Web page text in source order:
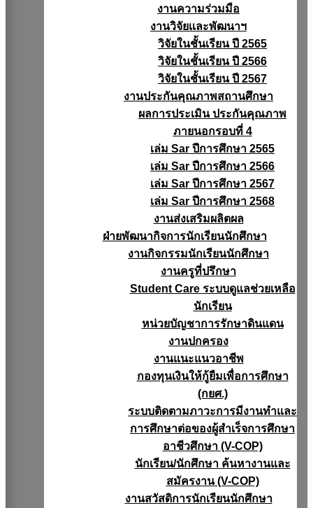
งานความร่วมมือ
งานวิจัยเเละพัฒนาฯ
วิจัยในชั้นเรียน ปี 2565
วิจัยในชั้นเรียน ปี 2566
วิจัยในชั้นเรียน ปี 2567
งานประกันคุณภาพสถานศึกษา
ผลการประเมิน ประกันคุณภาพ
ภายนอกรอบที่ 4
เล่ม Sar ปีการศึกษา 2565
เล่ม Sar ปีการศึกษา 2566
เล่ม Sar ปีการศึกษา 2567
เล่ม Sar ปีการศึกษา 2568
งานส่งเสริมผลิตผล
ฝ่ายพัฒนากิจการนักเรียนนักศึกษา
งานกิจกรรมนักเรียนนักศึกษา
งานครูที่ปรึกษา
Student Care ระบบดูแลช่วยเหลือ
นักเรียน
หน่วยบัญชาการรักษาดินแดน
งานปกครอง
งานแนะแนวอาชีพ
กองทุนเงินให้กู้ยืมเพื่อการศึกษา
(กยศ.)
ระบบติดตามภาวะการมีงานทำและ
การศึกษาต่อของผู้สำเร็จการศึกษา
อาชีวศึกษา (V-COP)
นักเรียน/นักศึกษา ค้นหางานและ
สมัครงาน (V-COP)
งานสวัสดิการนักเรียนนักศึกษา